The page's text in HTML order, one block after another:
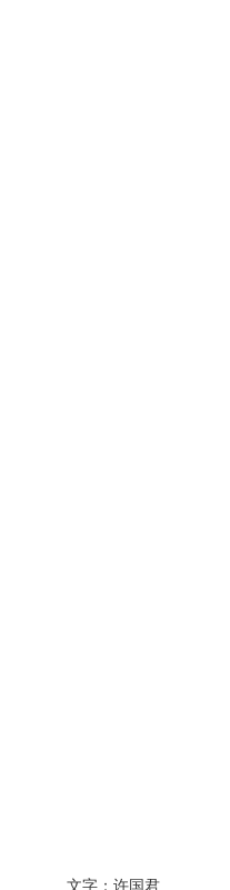
文字：许国君